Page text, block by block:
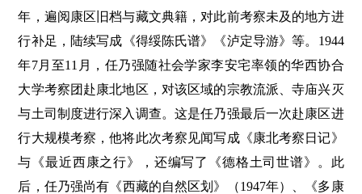
年，遍阅康区旧档与藏文典籍，对此前考察未及的地方进
行补足，陆续写成《得绥陈氏谱》《泸定导游》等。1944
年7月至11月，任乃强随社会学家李安宅率领的华西协合
大学考察团赴康北地区，对该区域的宗教流派、寺庙兴灭
与土司制度进行深入调查。这是任乃强最后一次赴康区进
行大规模考察，他将此次考察见闻写成《康北考察日记》
与《最近西康之行》，还编写了《德格土司世谱》。此
后，任乃强尚有《西藏的自然区划》（1947年）、《多康